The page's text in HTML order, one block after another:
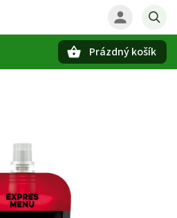
Prázdný košík